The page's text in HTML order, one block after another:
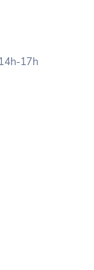
17h